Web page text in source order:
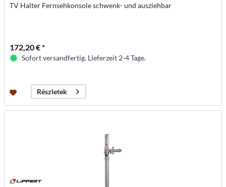
TV Halter Fernsehkonsole schwenk- und ausziehbar
172,20 € *
Sofort versandfertig. Lieferzeit 2-4 Tage.
Részletek